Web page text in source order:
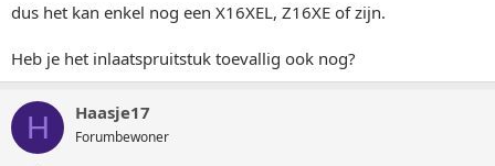
dus het kan enkel nog een X16XEL, Z16XE of zijn.
Heb je het inlaatspruitstuk toevallig ook nog?
H Haasje17
Forumbewoner